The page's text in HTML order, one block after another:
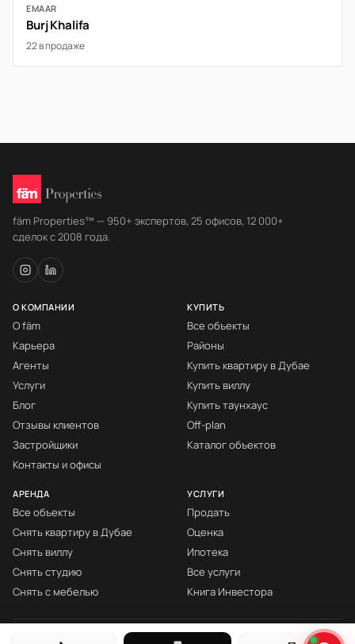
EMAAR
Burj Khalifa
22 в продаже
fäm Properties™ — 950+ экспертов, 25 офисов, 12 000+
сделок с 2008 года.
О КОМПАНИИ
О fäm
Карьера
Агенты
Услуги
Блог
Отзывы клиентов
Застройщики
Контакты и офисы
КУПИТЬ
Все объекты
Районы
Купить квартиру в Дубае
Купить виллу
Купить таунхаус
Off-plan
Каталог объектов
АРЕНДА
Все объекты
Снять квартиру в Дубае
Снять виллу
Снять студию
Снять с мебелью
УСЛУГИ
Продать
Оценка
Ипотека
Все услуги
Книга Инвестора